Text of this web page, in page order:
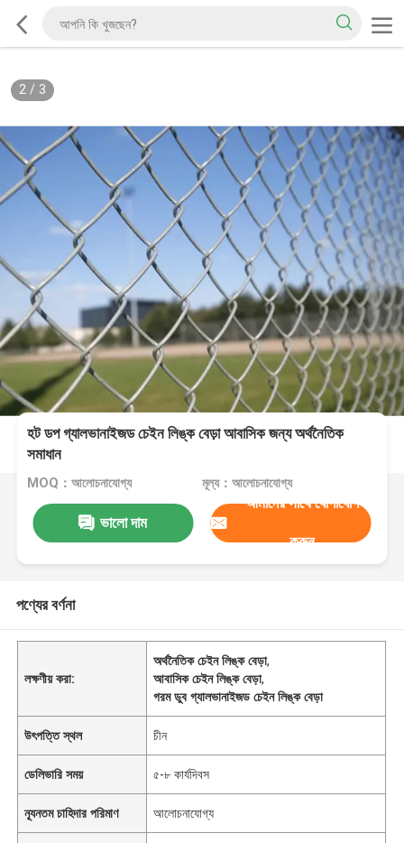
2/ 3
হট ডপ গ্যালভানাইজড চেইন লিঙ্ক বেড়া আবাসিক জন্য অর্থনৈতিক
সমাধান
MOQ：আলোচনাযোগ্য মূল্য：আলোচনাযোগ্য
ভালো দাম
আমাদের সাথে যোগাযোগ
করুন
পণ্যের বর্ণনা
লক্ষণীয় করা:
অর্থনৈতিক চেইন লিঙ্ক বেড়া,
আবাসিক চেইন লিঙ্ক বেড়া,
গরম ডুব গ্যালভানাইজড চেইন লিঙ্ক বেড়া
উৎপত্তি স্থল চীন
ডেলিভারি সময় ৫-৮ কার্যদিবস
ন্যূনতম চাহিদার পরিমাণ আলোচনাযোগ্য